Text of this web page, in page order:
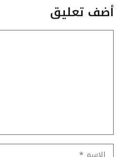
أضف تعليق
الاسم